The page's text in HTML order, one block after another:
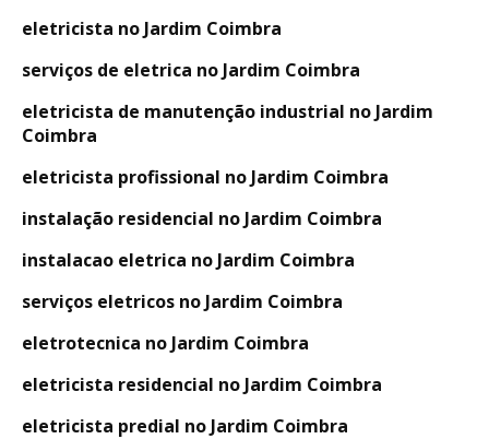
eletricista no Jardim Coimbra
serviços de eletrica no Jardim Coimbra
eletricista de manutenção industrial no Jardim
Coimbra
eletricista profissional no Jardim Coimbra
instalação residencial no Jardim Coimbra
instalacao eletrica no Jardim Coimbra
serviços eletricos no Jardim Coimbra
eletrotecnica no Jardim Coimbra
eletricista residencial no Jardim Coimbra
eletricista predial no Jardim Coimbra